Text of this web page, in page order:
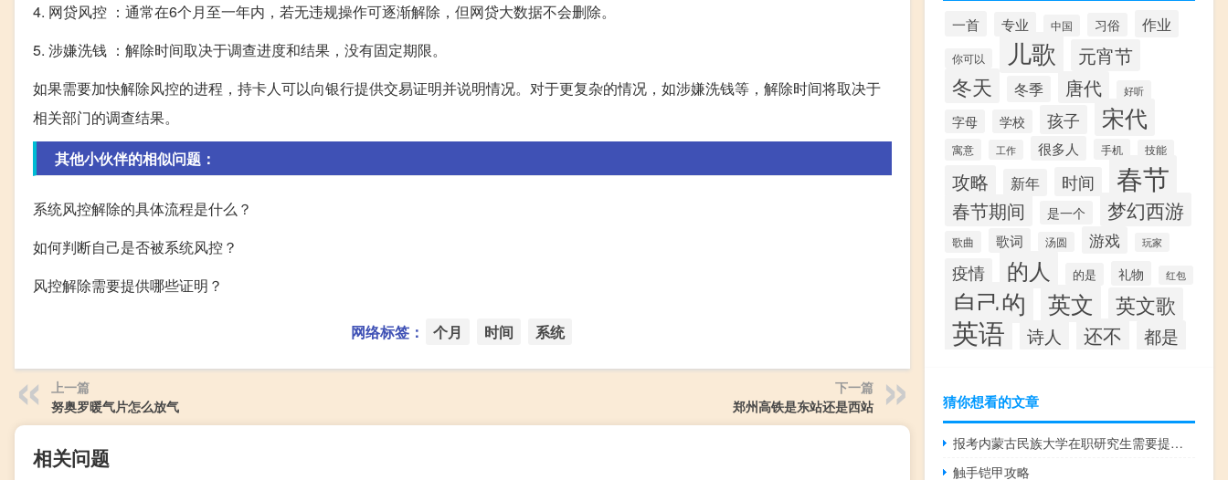
4. 网贷风控 ：通常在6个月至一年内，若无违规操作可逐渐解除，但网贷大数据不会删除。
5. 涉嫌洗钱 ：解除时间取决于调查进度和结果，没有固定期限。
如果需要加快解除风控的进程，持卡人可以向银行提供交易证明并说明情况。对于更复杂的情况，如涉嫌洗钱等，解除时间将取决于
相关部门的调查结果。
其他小伙伴的相似问题：
系统风控解除的具体流程是什么？
如何判断自己是否被系统风控？
风控解除需要提供哪些证明？
网络标签： 个月 时间 系统
上一篇
努奥罗暖气片怎么放气
下一篇
郑州高铁是东站还是西站
相关问题
一首 专业 中国 习俗 作业
你可以 儿歌 元宵节
冬天 冬季 唐代 好听
字母 学校 孩子 宋代
寓意 工作 很多人 手机 技能
攻略 新年 时间 春节
春节期间 是一个 梦幻西游
歌曲 歌词 汤圆 游戏 玩家
疫情 的人 的是 礼物 红包
自己的 英文 英文歌
英语 诗人 还不 都是
猜你想看的文章
报考内蒙古民族大学在职研究生需要提前交学费吗
触手铠甲攻略